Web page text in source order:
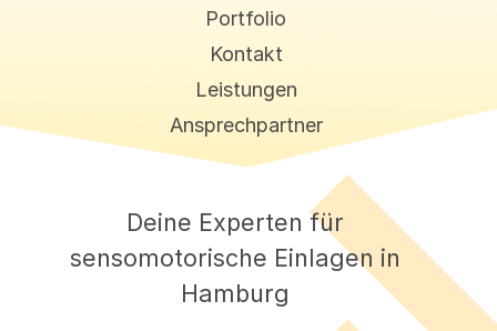
Frankfurt
Hannover
Karlsruhe
Portfolio
Kontakt
Leistungen
Ansprechpartner
Deine Experten für
sensomotorische Einlagen in
Hamburg